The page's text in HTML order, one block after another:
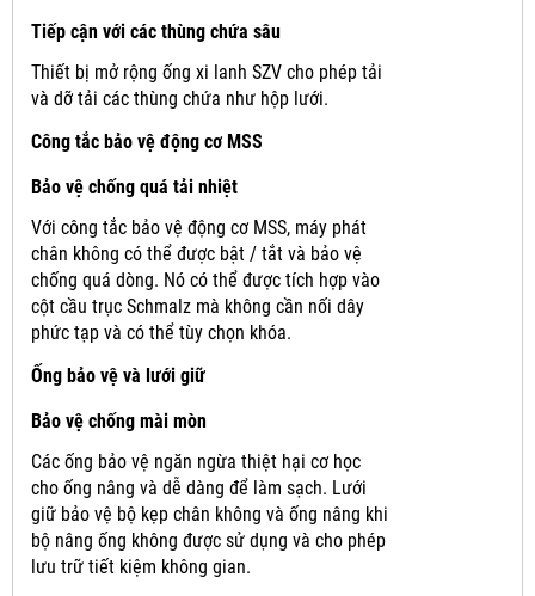
Tiếp cận với các thùng chứa sâu
Thiết bị mở rộng ống xi lanh SZV cho phép tải
và dỡ tải các thùng chứa như hộp lưới.
Công tắc bảo vệ động cơ MSS
Bảo vệ chống quá tải nhiệt
Với công tắc bảo vệ động cơ MSS, máy phát
chân không có thể được bật / tắt và bảo vệ
chống quá dòng. Nó có thể được tích hợp vào
cột cầu trục Schmalz mà không cần nối dây
phức tạp và có thể tùy chọn khóa.
Ống bảo vệ và lưới giữ
Bảo vệ chống mài mòn
Các ống bảo vệ ngăn ngừa thiệt hại cơ học
cho ống nâng và dễ dàng để làm sạch. Lưới
giữ bảo vệ bộ kẹp chân không và ống nâng khi
bộ nâng ống không được sử dụng và cho phép
lưu trữ tiết kiệm không gian.